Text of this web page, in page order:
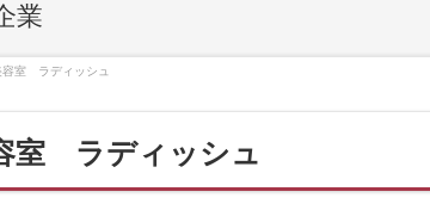
業
容室 ラディッシュ
室 ラディッシュ